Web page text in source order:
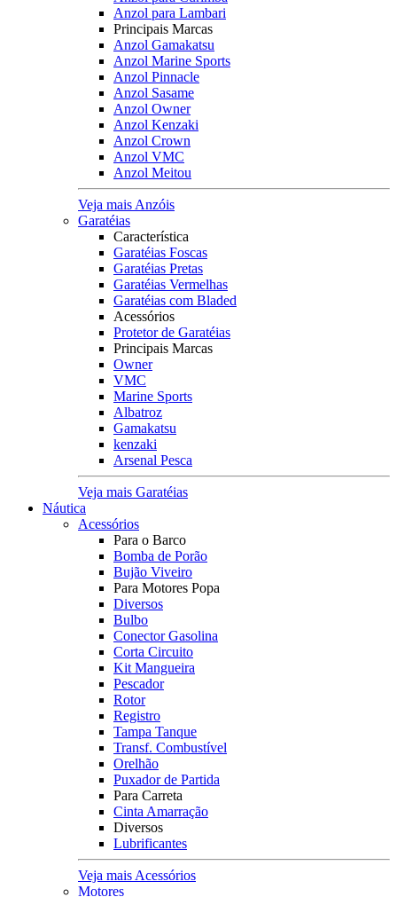
Anzol para Lambari
Principais Marcas
Anzol Gamakatsu
Anzol Marine Sports
Anzol Pinnacle
Anzol Sasame
Anzol Owner
Anzol Kenzaki
Anzol Crown
Anzol VMC
Anzol Meitou
Veja mais Anzóis
Garatéias
Característica
Garatéias Foscas
Garatéias Pretas
Garatéias Vermelhas
Garatéias com Bladed
Acessórios
Protetor de Garatéias
Principais Marcas
Owner
VMC
Marine Sports
Albatroz
Gamakatsu
kenzaki
Arsenal Pesca
Veja mais Garatéias
Náutica
Acessórios
Para o Barco
Bomba de Porão
Bujão Viveiro
Para Motores Popa
Diversos
Bulbo
Conector Gasolina
Corta Circuito
Kit Mangueira
Pescador
Rotor
Registro
Tampa Tanque
Transf. Combustível
Orelhão
Puxador de Partida
Para Carreta
Cinta Amarração
Diversos
Lubrificantes
Veja mais Acessórios
Motores